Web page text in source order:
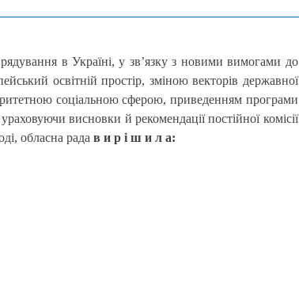
в Україні, у зв’язку з новими вимогами до
освітній простір, зміною векторів державної
соціальною сферою, приведенням програми
висновки й рекомендації постійної комісії
обласна рада в и р і ш и л а: